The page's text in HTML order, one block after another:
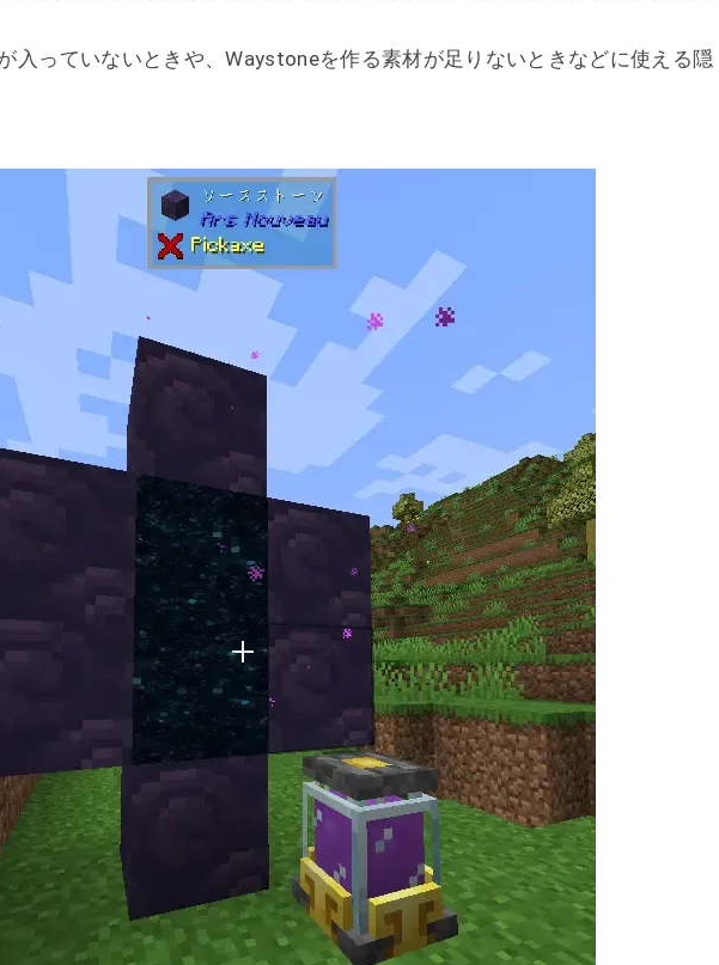
入っていないときや、Waystoneを作る素材が足りないときなどに使える隠